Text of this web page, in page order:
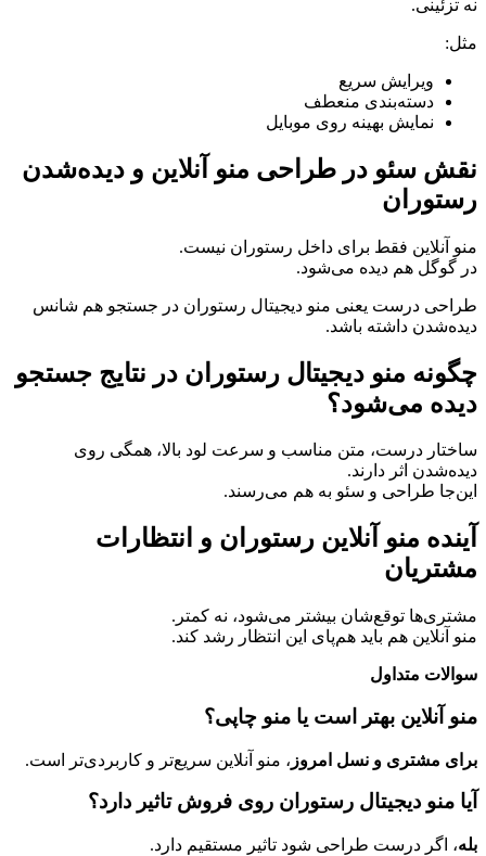
نه تزئینی.
مثل:
ویرایش سریع
دسته‌بندی منعطف
نمایش بهینه روی موبایل
نقش سئو در طراحی منو آنلاین و دیده‌شدن
رستوران
منو آنلاین فقط برای داخل رستوران نیست.
در گوگل هم دیده می‌شود.
طراحی درست یعنی منو دیجیتال رستوران در جستجو هم شانس
دیده‌شدن داشته باشد.
چگونه منو دیجیتال رستوران در نتایج جستجو
دیده می‌شود؟
ساختار درست، متن مناسب و سرعت لود بالا، همگی روی
دیده‌شدن اثر دارند.
این‌جا طراحی و سئو به هم می‌رسند.
آینده منو آنلاین رستوران و انتظارات
مشتریان
مشتری‌ها توقع‌شان بیشتر می‌شود، نه کمتر.
منو آنلاین هم باید هم‌پای این انتظار رشد کند.
سوالات متداول
منو آنلاین بهتر است یا منو چاپی؟
برای مشتری و نسل امروز ، منو آنلاین سریع‌تر و کاربردی‌تر است.
آیا منو دیجیتال رستوران روی فروش تاثیر دارد؟
بله، اگر درست طراحی شود تاثیر مستقیم دارد.